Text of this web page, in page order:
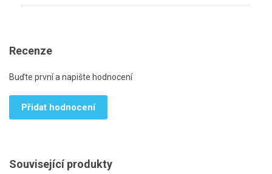
Recenze
Buďte první a napište hodnocení
Přidat hodnocení
Související produkty